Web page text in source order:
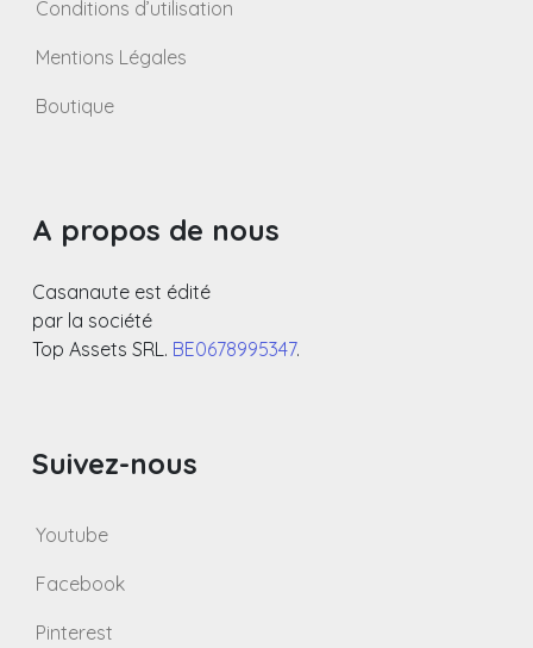
Conditions d’utilisation
Mentions Légales
Boutique
A propos de nous
Casanaute est édité
par la société
Top Assets SRL. BE0678995347.
Suivez-nous
Youtube
Facebook
Pinterest